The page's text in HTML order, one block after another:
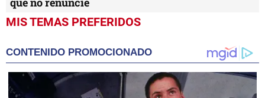
MIS TEMAS PREFERIDOS
CONTENIDO PROMOCIONADO